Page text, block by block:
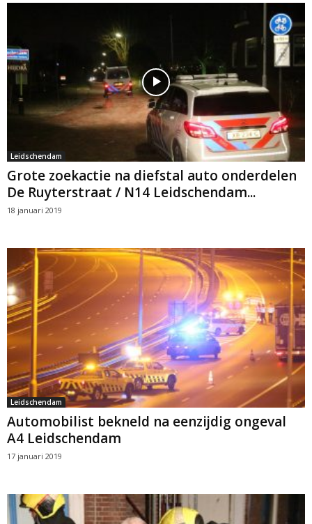
Leidschendam
Grote zoekactie na diefstal auto onderdelen
De Ruyterstraat / N14 Leidschendam...
18 januari 2019
Leidschendam
Automobilist bekneld na eenzijdig ongeval
A4 Leidschendam
17 januari 2019